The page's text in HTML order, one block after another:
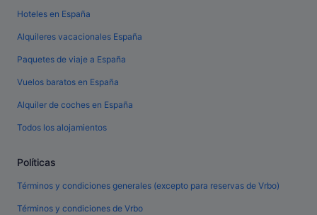
Hoteles en España
Alquileres vacacionales España
Paquetes de viaje a España
Vuelos baratos en España
Alquiler de coches en España
Todos los alojamientos
Políticas
Términos y condiciones generales (excepto para reservas de Vrbo)
Términos y condiciones de Vrbo